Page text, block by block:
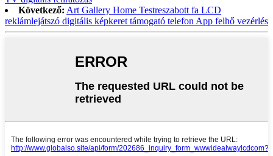
Következő: Art Gallery Home Testreszabott fa LCD
reklámlejátszó digitális képkeret támogató telefon App felhő vezérlés